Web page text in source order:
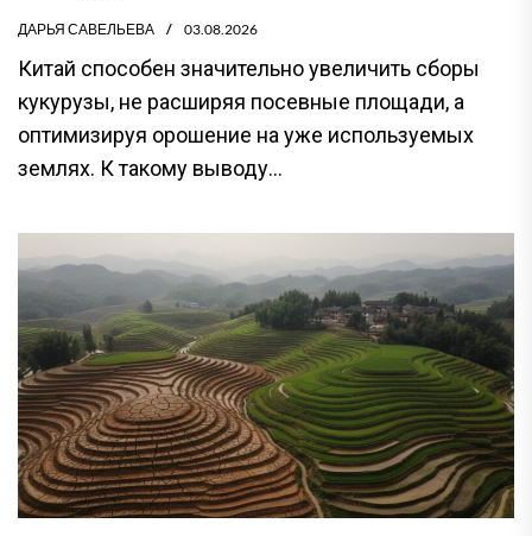
ДАРЬЯ САВЕЛЬЕВА 03.08.2026
Китай способен значительно увеличить сборы
кукурузы, не расширяя посевные площади, а
оптимизируя орошение на уже используемых
землях. К такому выводу...